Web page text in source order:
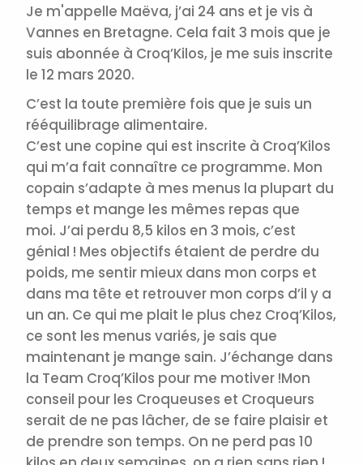
Je m'appelle Maëva, j’ai 24 ans et je vis à
Vannes en Bretagne. Cela fait 3 mois que je
suis abonnée à Croq’Kilos, je me suis inscrite
le 12 mars 2020.
C’est la toute première fois que je suis un
rééquilibrage alimentaire.
C’est une copine qui est inscrite à Croq’Kilos
qui m’a fait connaître ce programme. Mon
copain s’adapte à mes menus la plupart du
temps et mange les mêmes repas que
moi. J’ai perdu 8,5 kilos en 3 mois, c’est
génial ! Mes objectifs étaient de perdre du
poids, me sentir mieux dans mon corps et
dans ma tête et retrouver mon corps d’il y a
un an. Ce qui me plait le plus chez Croq’Kilos,
ce sont les menus variés, je sais que
maintenant je mange sain. J’échange dans
la Team Croq’Kilos pour me motiver !Mon
conseil pour les Croqueuses et Croqueurs
serait de ne pas lâcher, de se faire plaisir et
de prendre son temps. On ne perd pas 10